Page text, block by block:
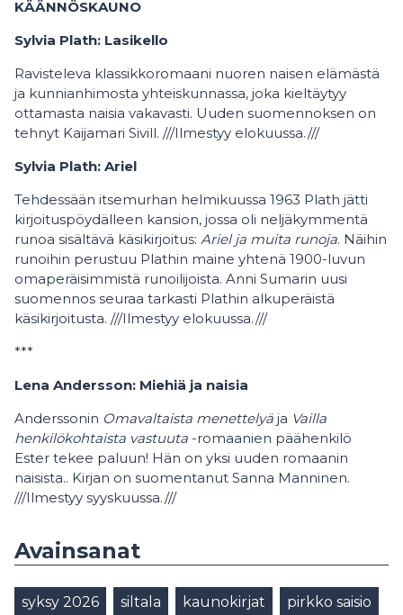
KÄÄNNÖSKAUNO
Sylvia Plath: Lasikello
Ravisteleva klassikkoromaani nuoren naisen elämästä
ja kunnianhimosta yhteiskunnassa, joka kieltäytyy
ottamasta naisia vakavasti. Uuden suomennoksen on
tehnyt Kaijamari Sivill. ///Ilmestyy elokuussa.///
Sylvia Plath: Ariel
Tehdessään itsemurhan helmikuussa 1963 Plath jätti
kirjoituspöydälleen kansion, jossa oli neljäkymmentä
runoa sisältävä käsikirjoitus: Ariel ja muita runoja. Näihin
runoihin perustuu Plathin maine yhtenä 1900-luvun
omaperäisimmistä runoilijoista. Anni Sumarin uusi
suomennos seuraa tarkasti Plathin alkuperäistä
käsikirjoitusta. ///Ilmestyy elokuussa.///
***
Lena Andersson: Miehiä ja naisia
Anderssonin Omavaltaista menettelyä ja Vailla
henkilökohtaista vastuuta -romaanien päähenkilö
Ester tekee paluun! Hän on yksi uuden romaanin
naisista.. Kirjan on suomentanut Sanna Manninen.
///Ilmestyy syyskuussa.///
Avainsanat
syksy 2026 siltala kaunokirjat pirkko saisio